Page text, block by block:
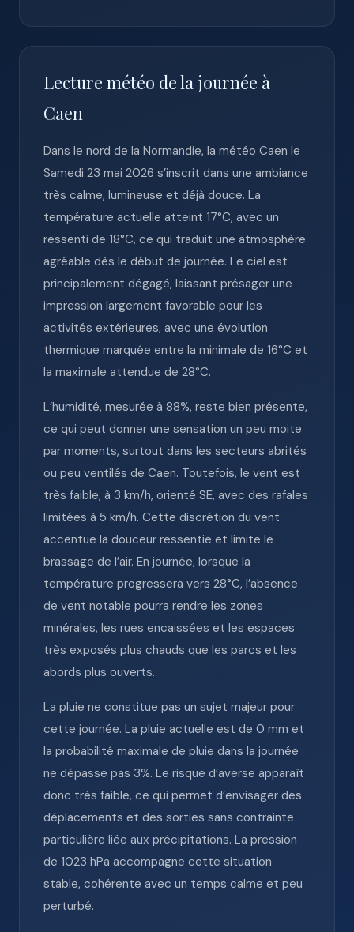
Lecture météo de la journée à
Caen
Dans le nord de la Normandie, la météo Caen le
Samedi 23 mai 2026 s’inscrit dans une ambiance
très calme, lumineuse et déjà douce. La
température actuelle atteint 17°C, avec un
ressenti de 18°C, ce qui traduit une atmosphère
agréable dès le début de journée. Le ciel est
principalement dégagé, laissant présager une
impression largement favorable pour les
activités extérieures, avec une évolution
thermique marquée entre la minimale de 16°C et
la maximale attendue de 28°C.
L’humidité, mesurée à 88%, reste bien présente,
ce qui peut donner une sensation un peu moite
par moments, surtout dans les secteurs abrités
ou peu ventilés de Caen. Toutefois, le vent est
très faible, à 3 km/h, orienté SE, avec des rafales
limitées à 5 km/h. Cette discrétion du vent
accentue la douceur ressentie et limite le
brassage de l’air. En journée, lorsque la
température progressera vers 28°C, l’absence
de vent notable pourra rendre les zones
minérales, les rues encaissées et les espaces
très exposés plus chauds que les parcs et les
abords plus ouverts.
La pluie ne constitue pas un sujet majeur pour
cette journée. La pluie actuelle est de 0 mm et
la probabilité maximale de pluie dans la journée
ne dépasse pas 3%. Le risque d’averse apparaît
donc très faible, ce qui permet d’envisager des
déplacements et des sorties sans contrainte
particulière liée aux précipitations. La pression
de 1023 hPa accompagne cette situation
stable, cohérente avec un temps calme et peu
perturbé.